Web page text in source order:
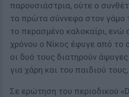
παρουσιάστρια, ούτε ο
τα πρώτα σύννεφα στον γάμο
το περασμένο καλοκαίρι, ενώ
χρόνου ο Νίκος έφυγε από το
οι δυό τους διατηρούν
για χάρη και του παιδιού
Σε ερώτηση του περιοδικού